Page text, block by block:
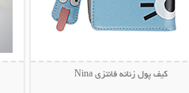
کیف پول زنانه فانتزی Nina